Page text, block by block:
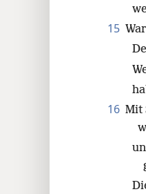
15
16 Mit